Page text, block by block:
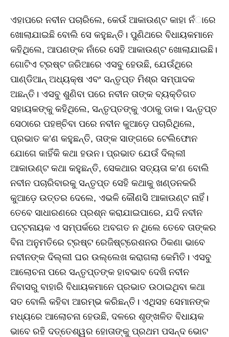
ଏହାପରେ ନବୀନ ପଚାରିଲେ, କେଉଁ ଆକାଉଣ୍ଟ କାହା ନଁାରେ
ଖୋଲାଯାଇଛି ବୋଲି ସେ କହୁଛନ୍ତି। ପୁଣିଥରେ ବିଧାୟକମାନେ
କହିଥିଲେ, ଆପଣଙ୍କ ନାଁରେ ସେହି ଆକାଉଣ୍ଟ ଖୋଲାଯାଇଛି।
ଗୋଟିଏ ଟ୍ରଷ୍ଟ ଜରିଆରେ ଏସବୁ ହେଉଛି, ଯେଉଁଥିରେ
ପାଣ୍ଡିଆନ୍‌ ଅଧ୍ୟକ୍ଷ ଏବଂ ସନ୍ତୃପ୍ତ ମିଶ୍ର ସମ୍ପାଦକ
ଅଛନ୍ତି। ଏସବୁ ଶୁଣିବା ପରେ ନବୀନ ତାଙ୍କ ବ୍ୟକ୍ତିଗତ
ସହାୟକଙ୍କୁ କହିଥିଲେ, ସନ୍ତୃପ୍ତଙ୍କୁ ଏଠାକୁ ଡାକ। ସନ୍ତୃପ୍ତ
ସେଠାରେ ପହଞ୍ଚିବା ପରେ ନବୀନ କୁଆଡ଼େ ପଚାରିଥିଲେ,
ପ୍ରଭାତ କ’ଣ କହୁଛନ୍ତି, ତାଙ୍କ ସାଙ୍ଗରେ ଟେଲିଫୋନ
ଯୋଗେ କାହିଁକି କଥା ହଉନ। ପ୍ରଭାତ ଯେଉଁ ଦିଲ୍ଲୀ
ଆକାଉଣ୍ଟ କଥା କହୁଛନ୍ତି, ସେକଥାର ସତ୍ୟତା କ’ଣ ବୋଲି
ନବୀନ ପଚାରିବାରକୁ ସନ୍ତୃପ୍ତ ସେହି କଥାକୁ ଖଣ୍ଡନକରି
କୁଆଡ଼େ ଉତ୍ତର ଦେଲେ, ଏଭଳି କୌଣସି ଆକାଉଣ୍ଟ ନାହିଁ।
ତେବେ ସାଧାରଣରେ ପ୍ରଶ୍ନ କରାଯାଇପାରେ, ଯଦି ନବୀନ
ପଟ୍ଟନାୟକ ଏ ସମ୍ପର୍କରେ ଅବଗତ ନ ଥିଲେ ତେବେ ତାଙ୍କର
ବିନା ଅନୁମତିରେ ଟ୍ରଷ୍ଟ ରେଜିଷ୍ଟ୍ରେଶନର ଠିକଣା ଭାବେ
ନବୀନଙ୍କ ଦିଲ୍ଲୀ ଘର ଉଲ୍ଲେଖ କରାଗଲା କେମିତି। ଏସବୁ
ଆଲୋଚନା ପରେ ସନ୍ତୃପ୍ତଙ୍କ ହାବଭାବ ଦେଖି ନବୀନ
ନିବାସରୁ ବାହାରି ବିଧାୟକମାନେ ପ୍ରଭାତ ଉଠାଇଥିବା କଥା
ସତ ବୋଲି କହିବା ଆରମ୍ଭ କରିଛନ୍ତି। ଏଥିସହ ସେମାନଙ୍କ
ମଧ୍ୟରେ ଆଲୋଚନା ହେଉଛି, ଦଳରେ ଶୃଙ୍ଖଳିତ ବିଧାୟକ
ଭାବେ ରହି ଦତ୍ତେଶ୍ୱର ହୋତାଙ୍କୁ ପ୍ରଥମ ପସନ୍ଦ ଭୋଟ